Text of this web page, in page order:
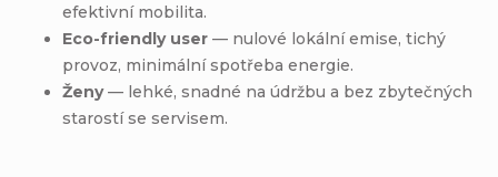
efektivní mobilita.
Eco-friendly user — nulové lokální emise, tichý
provoz, minimální spotřeba energie.
Ženy— lehké, snadné na údržbu a bez zbytečných
starostí se servisem.